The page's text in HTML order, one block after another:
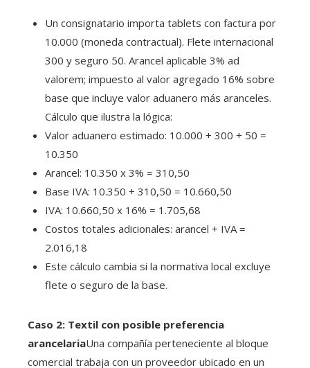
Un consignatario importa tablets con factura por
10.000 (moneda contractual). Flete internacional
300 y seguro 50. Arancel aplicable 3% ad
valorem; impuesto al valor agregado 16% sobre
base que incluye valor aduanero más aranceles.
Cálculo que ilustra la lógica:
Valor aduanero estimado: 10.000 + 300 + 50 =
10.350
Arancel: 10.350 x 3% = 310,50
Base IVA: 10.350 + 310,50 = 10.660,50
IVA: 10.660,50 x 16% = 1.705,68
Costos totales adicionales: arancel + IVA =
2.016,18
Este cálculo cambia si la normativa local excluye
flete o seguro de la base.
Caso 2: Textil con posible preferencia
arancelariaUna compañía perteneciente al bloque
comercial trabaja con un proveedor ubicado en un